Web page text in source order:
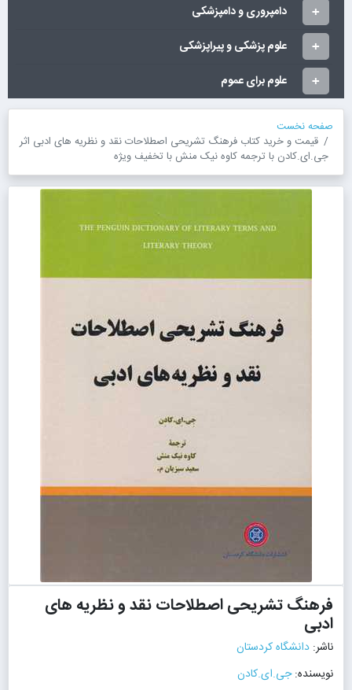
دامپروری و دامپزشکی
علوم پزشکی و پیراپزشکی
علوم برای عموم
صفحه نخست
قیمت و خرید کتاب فرهنگ تشریحی اصطلاحات نقد و نظریه های ادبی اثر
جی.ای.کادن با ترجمه کاوه نیک منش با تخفیف ویژه
فرهنگ تشریحی اصطلاحات نقد و نظریه های
ادبی
ناشر: دانشگاه کردستان
نویسنده:جی.ای.کادن